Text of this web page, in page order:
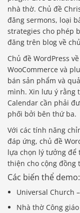
nhà thờ. Chủ đề
đăng sermons, loại
strategies cho phép
đăng trên blog về
Chủ đề WordPress
WooCommerce và
bán sản phẩm và
mình. Xin lưu ý rằng
Calendar cần phải
phối bởi bên thứ ba.
Với các tính năng
đáp ứng, chủ đề
lựa chọn lý tưởng
thiện cho cộng đồng
Các biến thể demo:
Universal Church
Nhà thờ Công giáo